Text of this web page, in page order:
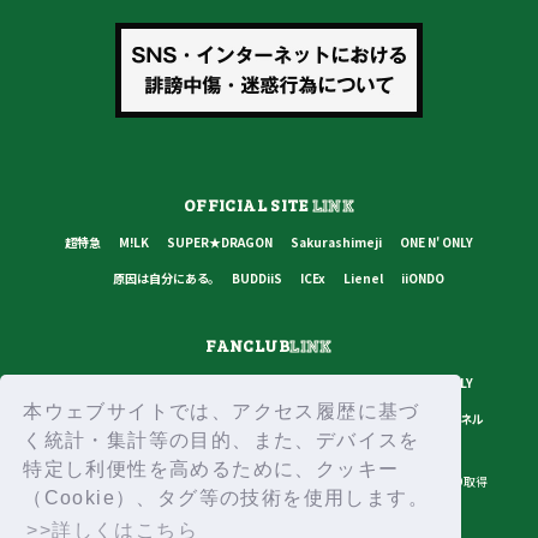
本ウェブサイトでは、アクセス履歴に基づ
く統計・集計等の目的、また、デバイスを
特定し利便性を高めるために、クッキー
（Cookie）、タグ等の技術を使用します。
>>詳しくはこちら
OFFICIAL SITELINK
超特急 M!LK SUPER★DRAGON Sakurashimeji
ONE N' ONLY
原因は自分にある。
BUDDiiS ICEx Lienel iiONDO
FANCLUBLINK
ONE N' ONLY
原因は自分にある。
BUDDiiS ICEx Lienel スターダストチャンネル
プライバシーポリシー ご利用規約 推奨環境 ヘルプ・お問い合わせ
ID取得